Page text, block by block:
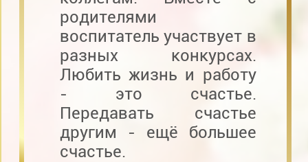
родителями
воспитатель участвует в
разных конкурсах.
Любить жизнь и работу
- это счастье.
Передавать счастье
другим - ещё большее
счастье.